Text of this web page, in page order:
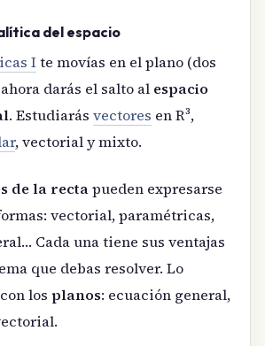
del espacio
Ite movías en el plano (dos
darás el salto al espacio
. Estudiarás vectores en R³,
, vectorial y mixto.
de la rectapueden expresarse
vectorial, paramétricas,
Cada una tiene sus ventajas
que debas resolver. Lo
los planos: ecuación general,